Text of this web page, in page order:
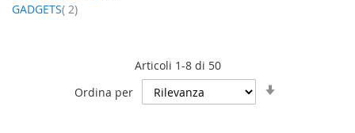
Articoli 1-8di 50
Ordina per
GADGETS 2elemento